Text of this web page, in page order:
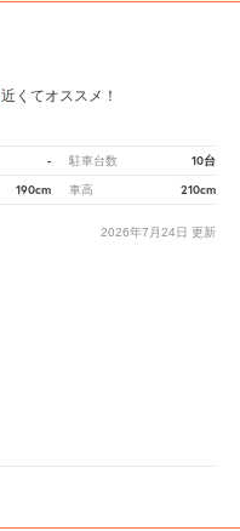
近くてオススメ！
- 駐車台数 10台
190cm 車高 210cm
2026年7月24日 更新